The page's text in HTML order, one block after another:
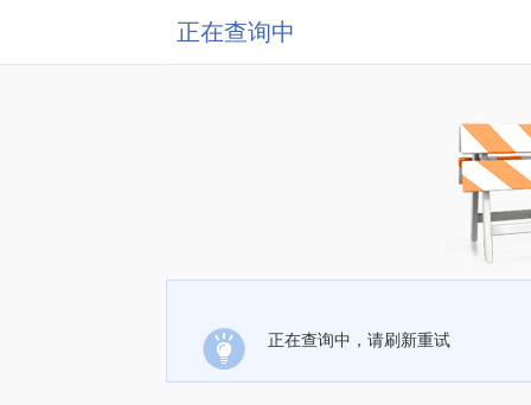
正在查询中
正在查询中，请刷新重试